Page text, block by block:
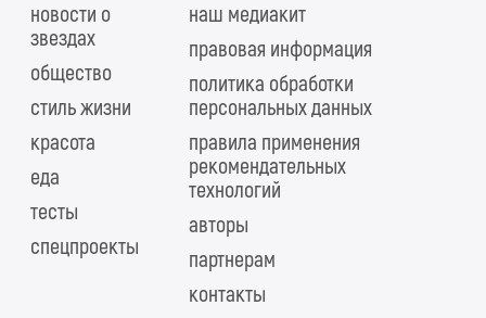
новости о
звездах
общество
стиль жизни
красота
еда
тесты
спецпроекты
наш медиакит
правовая информация
политика обработки
персональных данных
правила применения
рекомендательных
технологий
авторы
партнерам
контакты